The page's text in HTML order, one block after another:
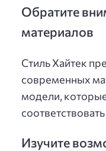
Обратите
материалов
Стиль Хайтек
современных
модели,
Изучите